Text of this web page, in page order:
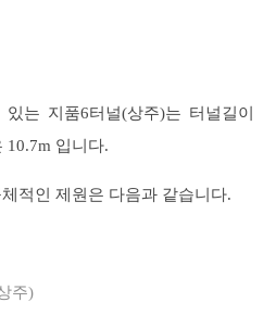
는 지품6터널(상주)는 터널길이
10.7m 입니다.
적인 제원은 다음과 같습니다.
주)